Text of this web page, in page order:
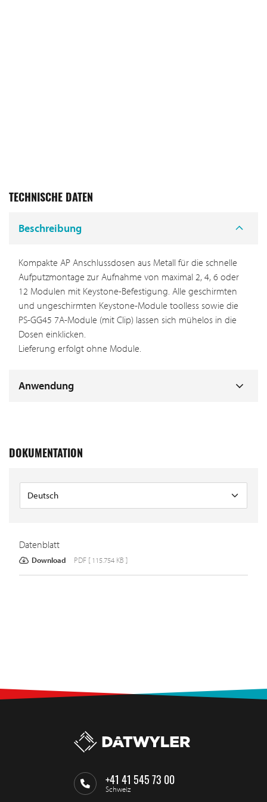
TECHNISCHE DATEN
Beschreibung
Kompakte AP Anschlussdosen aus Metall für die schnelle
Aufputzmontage zur Aufnahme von maximal 2, 4, 6 oder
12 Modulen mit Keystone-Befestigung. Alle geschirmten
und ungeschirmten Keystone-Module toolless sowie die
PS-GG45 7A-Module (mit Clip) lassen sich mühelos in die
Dosen einklicken.
Lieferung erfolgt ohne Module.
Anwendung
DOKUMENTATION
Datenblatt
Download PDF [ 115.754 KB ]
+41 41 545 73 00
Schweiz